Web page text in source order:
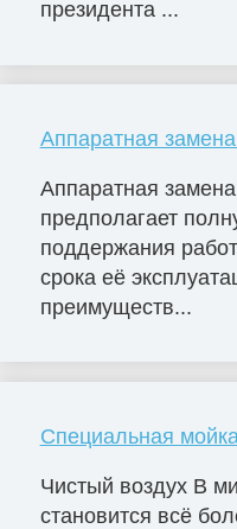
президента ...
Аппаратная
Аппаратная
предполагает
поддержания
срока её
преимуществ...
Специальная
Чистый воздух В
становится всё